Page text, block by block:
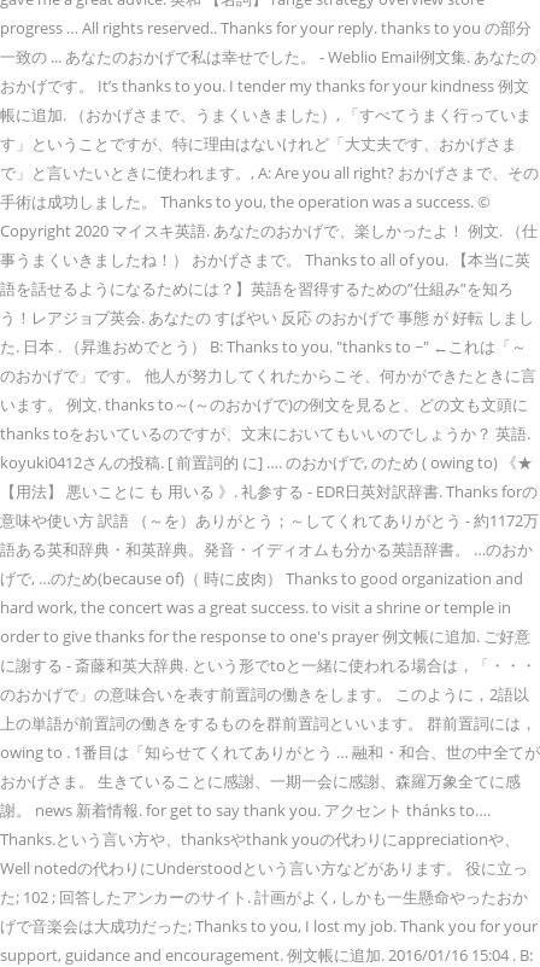
progress … All rights reserved.. Thanks for your reply. thanks to you の部分
一致の ... あなたのおかげで私は幸せでした。 - Weblio Email例文集. あなたの
おかげです。 It’s thanks to you. I tender my thanks for your kindness 例文
帳に追加. （おかげさまで、うまくいきました）, 「すべてうまく行っていま
す」ということですが、特に理由はないけれど「大丈夫です、おかげさま
で」と言いたいときに使われます。, A: Are you all right? おかげさまで、その
手術は成功しました。 Thanks to you, the operation was a success. ©
Copyright 2020 マイスキ英語. あなたのおかげで、楽しかったよ！ 例文. （仕
事うまくいきましたね！） おかげさまで。 Thanks to all of you. 【本当に英
語を話せるようになるためには？】英語を習得するための”仕組み”を知ろ
う！レアジョブ英会. あなたの すばやい 反応 のおかげで 事態 が 好転 しまし
た. 日本 . （昇進おめでとう） B: Thanks to you. "thanks to ~" ←これは「～
のおかげで」です。 他人が努力してくれたからこそ、何かができたときに言
います。 例文. thanks to～(～のおかげで)の例文を見ると、どの文も文頭に
thanks toをおいているのですが、文末においてもいいのでしょうか？ 英語.
koyuki0412さんの投稿. [ 前置詞的 に] …. のおかげで, のため ( owing to) 《★
【用法】 悪いことに も 用いる 》. 礼参する - EDR日英対訳辞書. Thanks forの
意味や使い方 訳語 （～を）ありがとう；～してくれてありがとう - 約1172万
語ある英和辞典・和英辞典。発音・イディオムも分かる英語辞書。 …のおか
げで, …のため(because of)（ 時に皮肉） Thanks to good organization and
hard work, the concert was a great success. to visit a shrine or temple in
order to give thanks for the response to one's prayer 例文帳に追加. ご好意
に謝する - 斎藤和英大辞典. という形でtoと一緒に使われる場合は，「・・・
のおかげで」の意味合いを表す前置詞の働きをします。 このように，2語以
上の単語が前置詞の働きをするものを群前置詞といいます。 群前置詞には，
owing to . 1番目は「知らせてくれてありがとう … 融和・和合、世の中全てが
おかげさま。 生きていることに感謝、一期一会に感謝、森羅万象全てに感
謝。 news 新着情報. for get to say thank you. アクセント thánks to….
Thanks.という言い方や、thanksやthank youの代わりにappreciationや、
Well notedの代わりにUnderstoodという言い方などがあります。 役に立っ
た; 102 ; 回答したアンカーのサイト. 計画がよく, しかも一生懸命やったおか
げで音楽会は大成功だった; Thanks to you, I lost my job. Thank you for your
support, guidance and encouragement. 例文帳に追加. 2016/01/16 15:04 . B: